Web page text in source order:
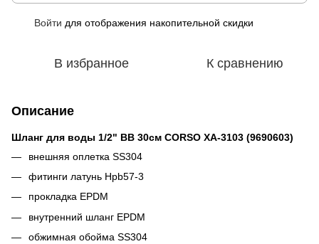
Войти для отображения накопительной скидки
В избранное К сравнению
Описание
Шланг для воды 1/2" ВВ 30см CORSO XA-3103 (9690603)
внешняя оплетка SS304
фитинги латунь Hpb57-3
прокладка EPDM
внутренний шланг EPDM
обжимная обойма SS304